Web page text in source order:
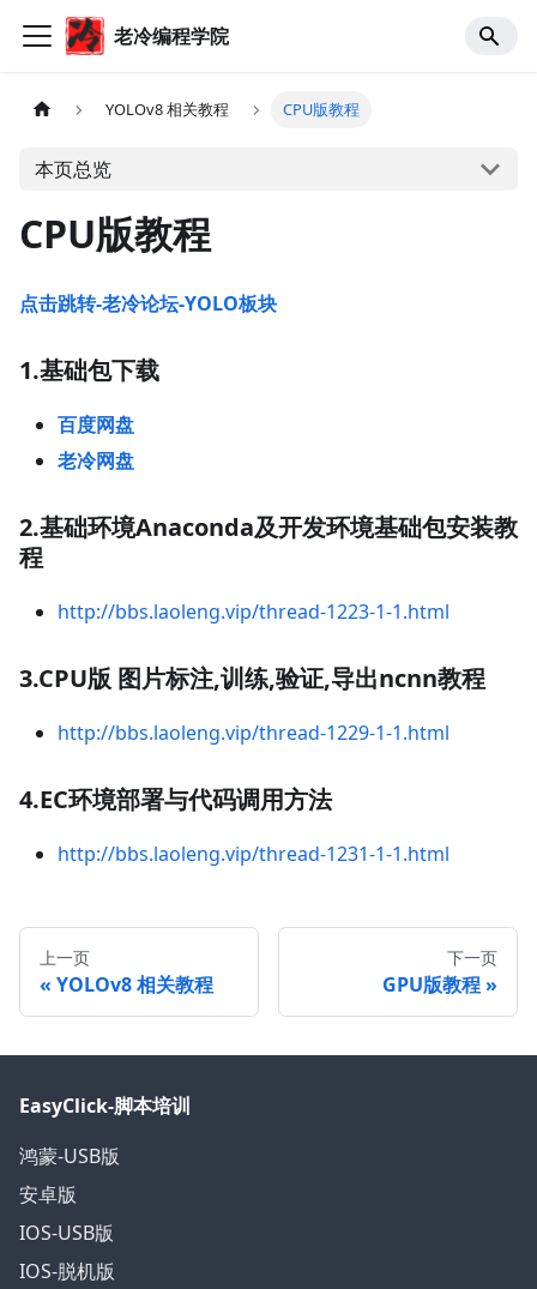
老冷编程学院
YOLOv8 相关教程 CPU版教程
本页总览
CPU版教程
点击跳转-老冷论坛-YOLO板块
1.基础包下载
百度网盘
老冷网盘
2.基础环境Anaconda及开发环境基础包安装教
程
http://bbs.laoleng.vip/thread-1223-1-1.html
3.CPU版 图片标注,训练,验证,导出ncnn教程
http://bbs.laoleng.vip/thread-1229-1-1.html
4.EC环境部署与代码调用方法
http://bbs.laoleng.vip/thread-1231-1-1.html
上一页
YOLOv8 相关教程
下一页
GPU版教程
EasyClick-脚本培训
鸿蒙-USB版
安卓版
IOS-USB版
IOS-脱机版